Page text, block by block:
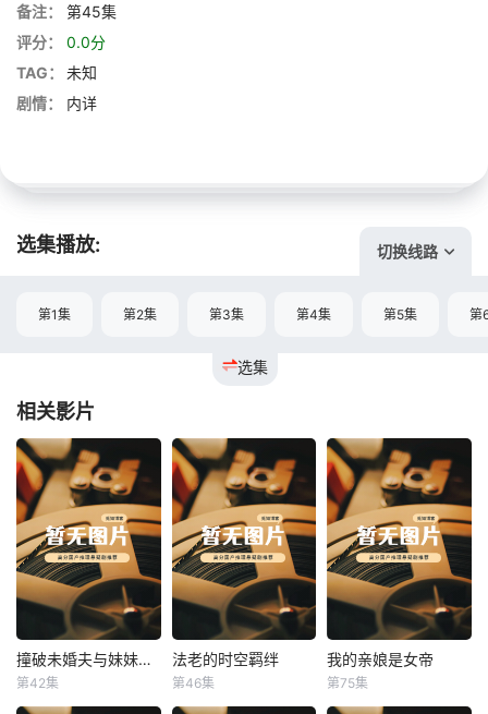
备注：
第45集
评分：
0.0分
TAG：
未知
剧情：
内详
选集播放: 切换线路
选集
第1集 第2集 第3集 第4集 第5集 第
相关影片
撞破未婚夫与妹妹打野战 撞破未婚夫与妹妹打野战
第42集
法老的时空羁绊
法老的时空羁绊
第46集
我的亲娘是女帝
我的亲娘是女帝
第75集